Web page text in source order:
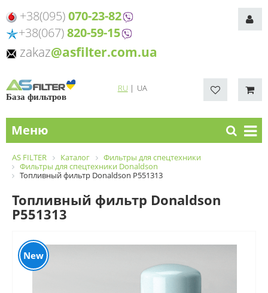
+38(095)070-23-82
+38(067)820-59-15
zakaz@asfilter.com.ua
База фильтров
RU| UA
Меню
AS FILTER Каталог
Фильтры для спецтехники
Фильтры для спецтехники Donaldson
Топливный фильтр Donaldson P551313
Топливный фильтр Donaldson
P551313
New